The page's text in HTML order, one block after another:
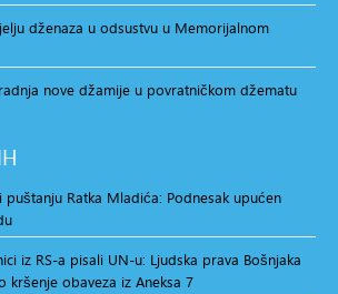
dženaza u odsustvu u Memorijalnom
nove džamije u povratničkom džematu
Ratka Mladića: Podnesak upućen
iz RS-a pisali UN-u: Ljudska prava Bošnjaka
kršenje obaveza iz Aneksa 7